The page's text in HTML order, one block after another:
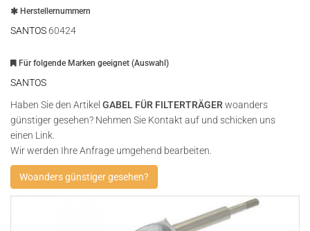
Herstellernummern
SANTOS 60424
Für folgende Marken geeignet (Auswahl)
SANTOS
Haben Sie den Artikel GABEL FÜR FILTERTRÄGER woanders
günstiger gesehen? Nehmen Sie Kontakt auf und schicken uns
einen Link.
Wir werden Ihre Anfrage umgehend bearbeiten.
Woanders günstiger gesehen?